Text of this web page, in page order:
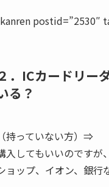
postid=”2530″
．ICカードリー
る？
（持っていない方）⇒
入してもいいのです
ョップ、イオン、銀